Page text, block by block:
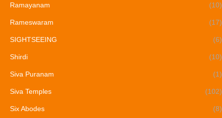
Ramayanam (10)
Rameswaram (17)
SIGHTSEEING (6)
Shirdi (10)
Siva Puranam (1)
Siva Temples (102)
Six Abodes (8)